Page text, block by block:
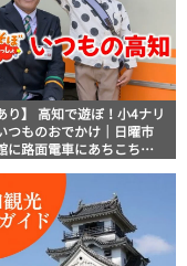
り】 高知で遊ぼ！小4ナリ
つものおでかけ｜日曜市
に路面電車にあちこち巡